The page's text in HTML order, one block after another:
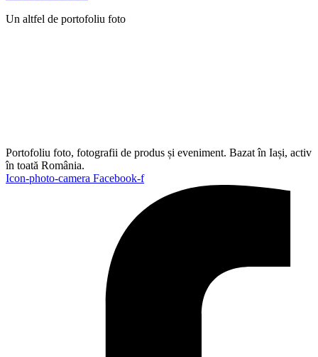
Un altfel de portofoliu foto
Portofoliu foto, fotografii de produs și eveniment. Bazat în Iași, activ
în toată România.
Icon-photo-camera Facebook-f